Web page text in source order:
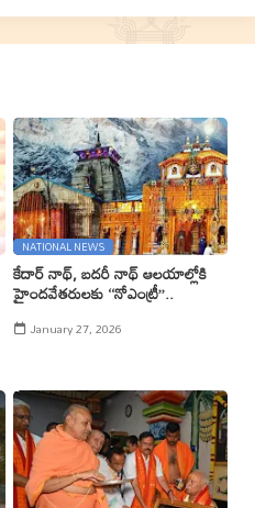
NATIONAL NEWS
కేదార్ నాథ్, బదరీ నాథ్ ఆలయాల్లోకి
హైందవేతరులకు ‘‘నోఎంట్రీ’’..
January 27, 2026